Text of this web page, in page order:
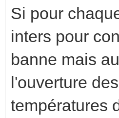
Si pour
inters pour
banne mais
l'ouverture
températures